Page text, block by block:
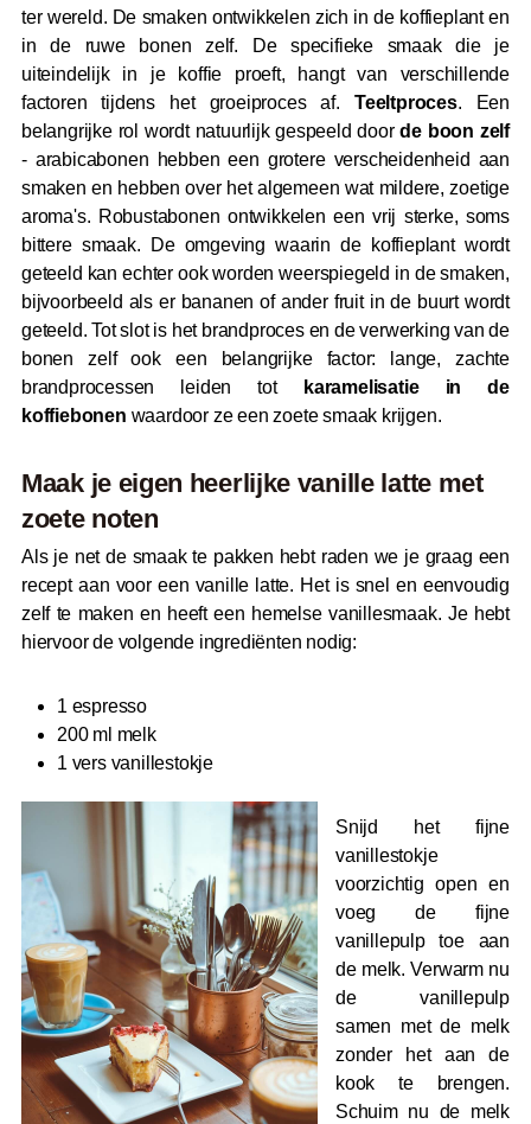
ter wereld. De smaken ontwikkelen zich in de koffieplant en
in de ruwe bonen zelf. De specifieke smaak die je
uiteindelijk in je koffie proeft, hangt van verschillende
factoren tijdens het groeiproces af. Teeltproces. Een
belangrijke rol wordt natuurlijk gespeeld doorde boon zelf
- arabicabonen hebben een grotere verscheidenheid aan
smaken en hebben over het algemeen wat mildere, zoetige
aroma's. Robustabonen ontwikkelen een vrij sterke, soms
bittere smaak. De omgeving waarin de koffieplant wordt
geteeld kan echter ook worden weerspiegeld in de smaken,
bijvoorbeeld als er bananen of ander fruit in de buurt wordt
geteeld. Tot slot is het brandproces en de verwerking van de
bonen zelf ook een belangrijke factor: lange, zachte
brandprocessen leiden tot
karamelisatie in de
koffiebonen waardoor ze een zoete smaak krijgen.
Maak je eigen heerlijke vanille latte met
zoete noten
Als je net de smaak te pakken hebt raden we je graag een
recept aan voor een vanille latte. Het is snel en eenvoudig
zelf te maken en heeft een hemelse vanillesmaak. Je hebt
hiervoor de volgende ingrediënten nodig:
1 espresso
200 ml melk
1 vers vanillestokje
Snijd het fijne
vanillestokje
voorzichtig open en
voeg de fijne
vanillepulp toe aan
de melk. Verwarm nu
de vanillepulp
samen met de melk
zonder het aan de
kook te brengen.
Schuim nu de melk